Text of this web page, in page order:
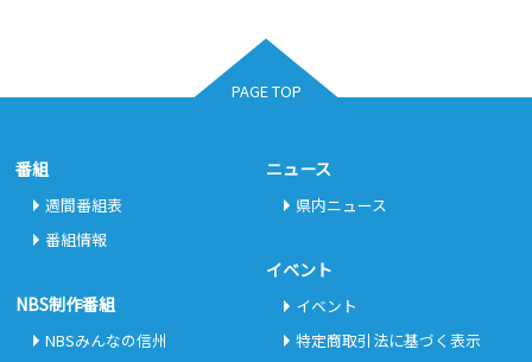
PAGE TOP
番組
週間番組表
番組情報
NBS制作番組
NBSみんなの信州
ニュース
県内ニュース
イベント
イベント
特定商取引法に基づく表示